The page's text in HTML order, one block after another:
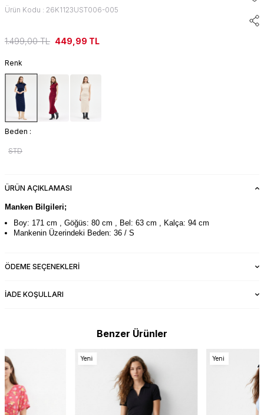
Ürün Kodu : 26K1123UST006-005
1.499,00TL 449,99 TL
Renk
Beden :
STD
ÜRÜN AÇIKLAMASI
Manken Bilgileri;
Boy: 171 cm , Göğüs: 80 cm , Bel: 63 cm , Kalça: 94 cm
Mankenin Üzerindeki Beden: 36 / S
ÖDEME SEÇENEKLERI
İADE KOŞULLARI
Benzer Ürünler
Yeni Yeni